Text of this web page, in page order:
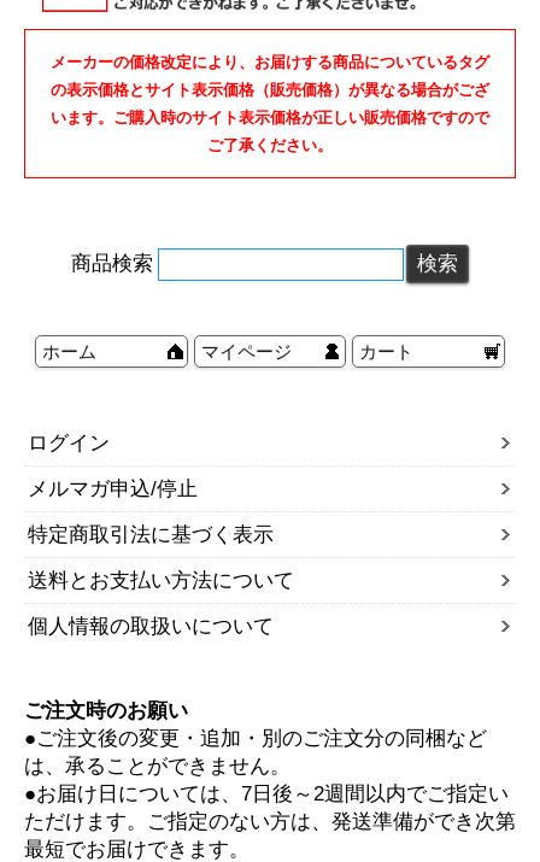
メーカーの価格改定により、お届けする商品についているタグ
の表示価格とサイト表示価格（販売価格）が異なる場合がござ
います。ご購入時のサイト表示価格が正しい販売価格ですので
ご了承ください。
商品検索
ホーム マイページ カート
ログイン
メルマガ申込/停止
特定商取引法に基づく表示
送料とお支払い方法について
個人情報の取扱いについて
ご注文時のお願い
●ご注文後の変更・追加・別のご注文分の同梱など
は、承ることができません。
●お届け日については、7日後～2週間以内でご指定い
ただけます。ご指定のない方は、発送準備ができ次第
最短でお届けできます。